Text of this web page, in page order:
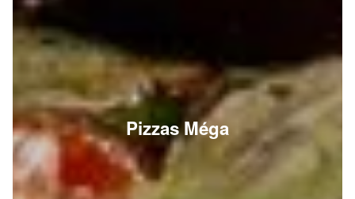
Pizzas Méga